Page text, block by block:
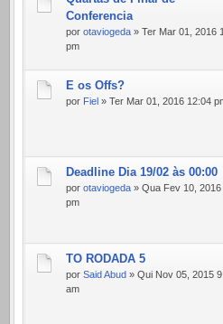
Conferencia
por otaviogeda » Ter Mar 01, 2016
pm
E os Offs?
por Fiel » Ter Mar 01, 2016 12:04
Deadline Dia 19/02 às 00:00
por otaviogeda » Qua Fev 10, 2016
pm
TO RODADA 5
por Said Abud » Qui Nov 05, 2015
am